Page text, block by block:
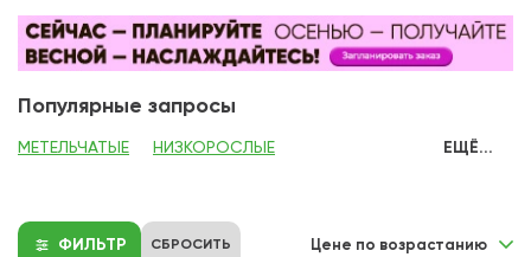
Популярные запросы
МЕТЕЛЬЧАТЫЕ НИЗКОРОСЛЫЕ ЕЩЁ...
ФИЛЬТР СБРОСИТЬ Цене по возрастанию